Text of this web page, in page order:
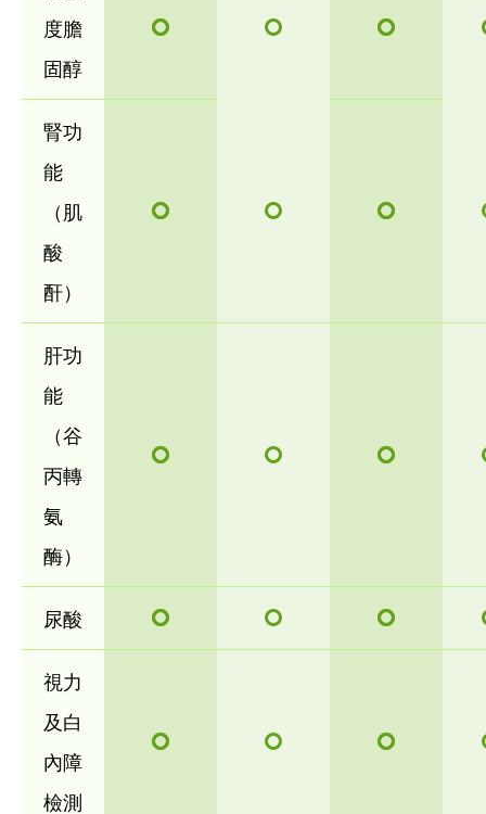
度膽
固醇
腎功
能
（肌
酸
酐）
肝功
能
（谷
丙轉
氨
酶）
尿酸
視力
及白
內障
檢測